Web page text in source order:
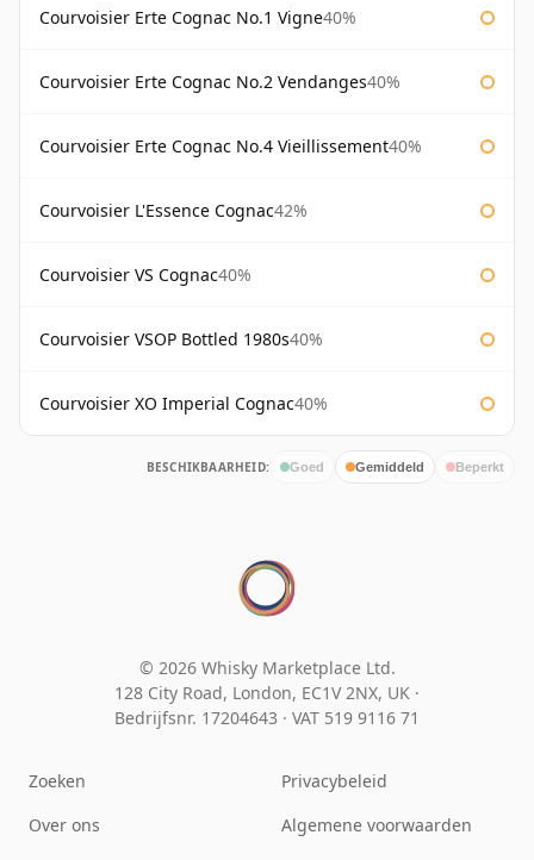
Courvoisier Erte Cognac No.1 Vigne40%
Courvoisier Erte Cognac No.2 Vendanges40%
Courvoisier Erte Cognac No.4 Vieillissement40%
Courvoisier L'Essence Cognac42%
Courvoisier VS Cognac40%
Courvoisier VSOP Bottled 1980s40%
Courvoisier XO Imperial Cognac40%
BESCHIKBAARHEID: Goed Gemiddeld Beperkt
© 2026 Whisky Marketplace Ltd.
128 City Road, London, EC1V 2NX, UK ·
Bedrijfsnr. 17204643 · VAT 519 9116 71
Zoeken
Over ons
Privacybeleid
Algemene voorwaarden